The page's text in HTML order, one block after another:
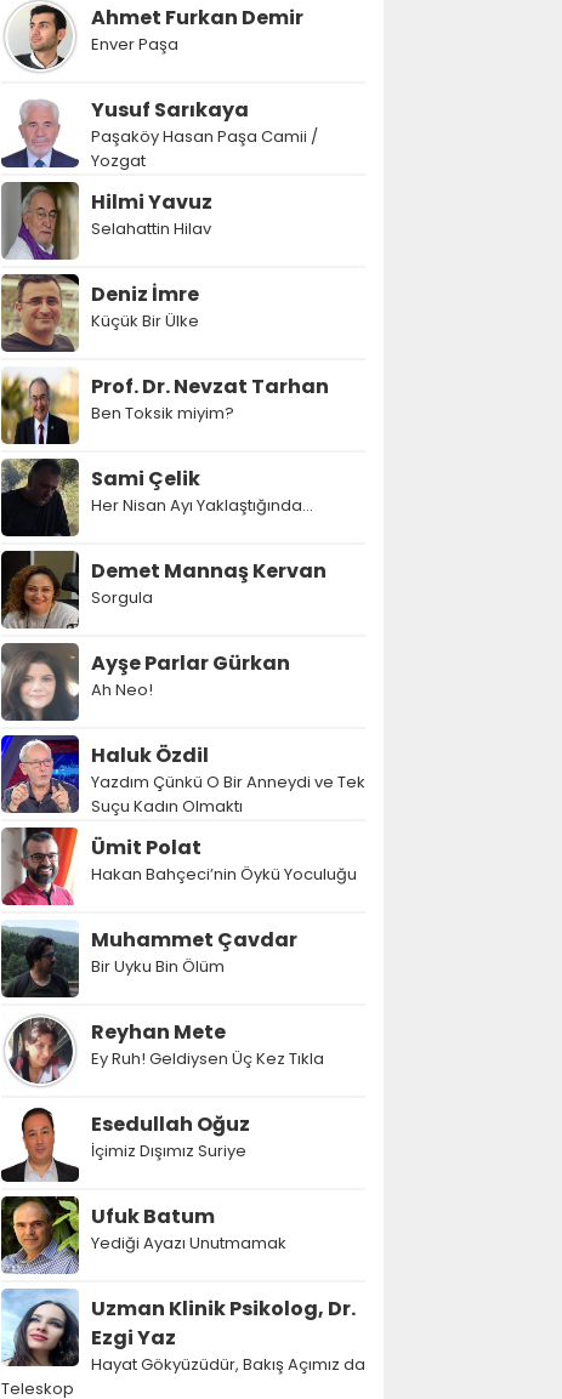
Ahmet Furkan Demir
Enver Paşa
Yusuf Sarıkaya
Paşaköy Hasan Paşa Camii /
Yozgat
Hilmi Yavuz
Selahattin Hilav
Deniz İmre
Küçük Bir Ülke
Prof. Dr. Nevzat Tarhan
Ben Toksik miyim?
Sami Çelik
Her Nisan Ayı Yaklaştığında...
Demet Mannaş Kervan
Sorgula
Ayşe Parlar Gürkan
Ah Neo!
Haluk Özdil
Yazdım Çünkü O Bir Anneydi ve Tek
Suçu Kadın Olmaktı
Ümit Polat
Hakan Bahçeci’nin Öykü Yoculuğu
Muhammet Çavdar
Bir Uyku Bin Ölüm
Reyhan Mete
Ey Ruh! Geldiysen Üç Kez Tıkla
Esedullah Oğuz
İçimiz Dışımız Suriye
Ufuk Batum
Yediği Ayazı Unutmamak
Uzman Klinik Psikolog, Dr.
Ezgi Yaz
Hayat Gökyüzüdür, Bakış Açımız da
Teleskop